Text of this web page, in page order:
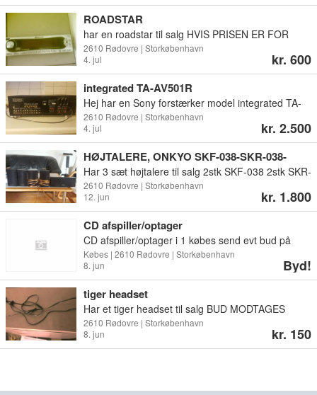
ROADSTAR
har en roadstar til salg HVIS PRISEN ER FOR
MEGET KOM MED ET BUD PÅ DEN
2610 Rødovre | Storkøbenhavn
4. jul
kr. 600
integrated TA-AV501R
Hej har en Sony forstærker model integrated TA-
AV501R til salg BUD MODTAGERES tar i mod
MobilPay men sender den ikke
2610 Rødovre | Storkøbenhavn
4. jul
kr. 2.500
HØJTALERE, ONKYO SKF-038-SKR-038-
SKC-038
Har 3 sæt højtalere til salg 2stk SKF-038 2stk SKR-
038 1 STK SKC-038 BUD MODTAGES
2610 Rødovre | Storkøbenhavn
12. jun
kr. 1.800
CD afspiller/optager
CD afspiller/optager i 1 købes send evt bud på
sms 42752606
Købes | 2610 Rødovre | Storkøbenhavn
8. jun
Byd!
tiger headset
Har et tiger headset til salg BUD MODTAGES
2610 Rødovre | Storkøbenhavn
8. jun
kr. 150